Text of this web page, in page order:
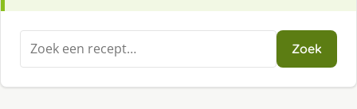
Zoeken
naar:
Zoek